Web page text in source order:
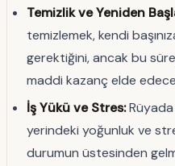
Temizlik ve Yeniden
temizlemek, kendi
gerektiğini, ancak bu
maddi kazanç elde
İş Yükü ve Stres:Rüyada
yerindeki yoğunluk ve
durumun üstesinden